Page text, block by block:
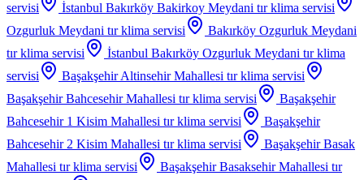
servisi
İstanbul Bakırköy Bakirkoy Meydani tır klima servisi
Ozgurluk Meydani tır klima servisi
Bakırköy Ozgurluk Meydani
tır klima servisi
İstanbul Bakırköy Ozgurluk Meydani tır klima
servisi
Başakşehir Altinsehir Mahallesi tır klima servisi
Başakşehir Bahcesehir Mahallesi tır klima servisi
Başakşehir
Bahcesehir 1 Kisim Mahallesi tır klima servisi
Başakşehir
Bahcesehir 2 Kisim Mahallesi tır klima servisi
Başakşehir Basak
Mahallesi tır klima servisi Başakşehir Basaksehir Mahallesi tır